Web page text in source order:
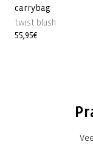
carrybag
twist blush
Normale
55,95€